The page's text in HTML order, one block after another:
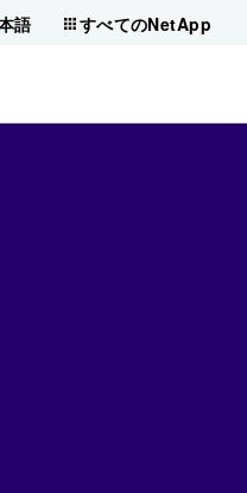
語 すべてのNetApp